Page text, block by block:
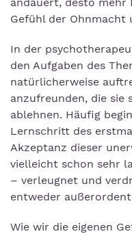
andauert, desto
Gefühl der Ohnmacht
In der
den Aufgaben des
natürlicherweise
anzufreunden, die sie
ablehnen. Häufig
Lernschritt des
Akzeptanz dieser
vielleicht schon sehr
– verleugnet und
entweder
Wie wir die eigenen